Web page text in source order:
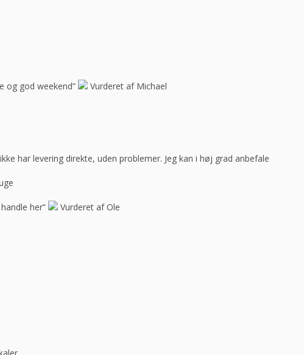
og god weekend”
Vurderet af Michael
har levering direkte, uden problemer. Jeg kan i høj grad anbefale
her”
Vurderet af Ole